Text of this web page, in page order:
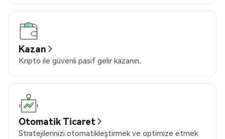
Kazan
Kripto ile güvenli pasif gelir kazanın.
Otomatik Ticaret
Stratejilerinizi otomatikleştirmek ve optimize etmek